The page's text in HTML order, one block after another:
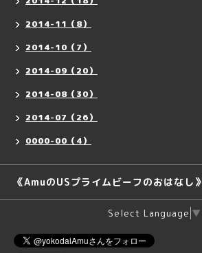
2014-11（8）
2014-10（7）
2014-09（20）
2014-08（30）
2014-07（26）
0000-00（4）
《AmuのUSプライムビーフのおはなし》
Select Language ▼